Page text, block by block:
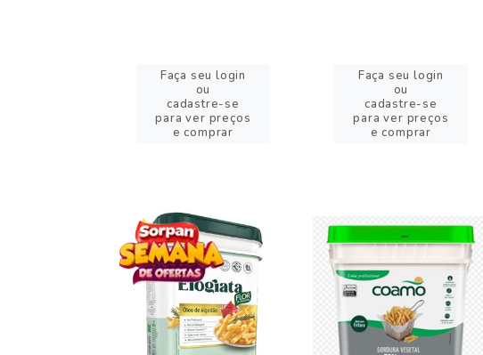
Faça seu login
ou
cadastre-se
para ver preços
e comprar
Faça seu login
ou
cadastre-se
para ver preços
e comprar